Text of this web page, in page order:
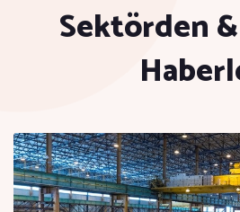
Sektörden